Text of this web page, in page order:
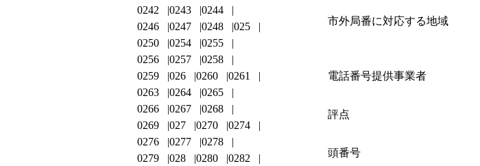
市外局番に対応する地域
電話番号提供事業者
評点
頭番号
0242
0243
0244
0246
0247 0248
025
0250
0254
0255
0256
0257
0258
0259
026 0260
0261
0263
0264
0265
0266
0267
0268
0269
027 0270
0274
0276
0277
0278
0279
028 0280
0282